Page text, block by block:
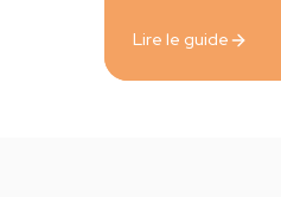
Lire le guide